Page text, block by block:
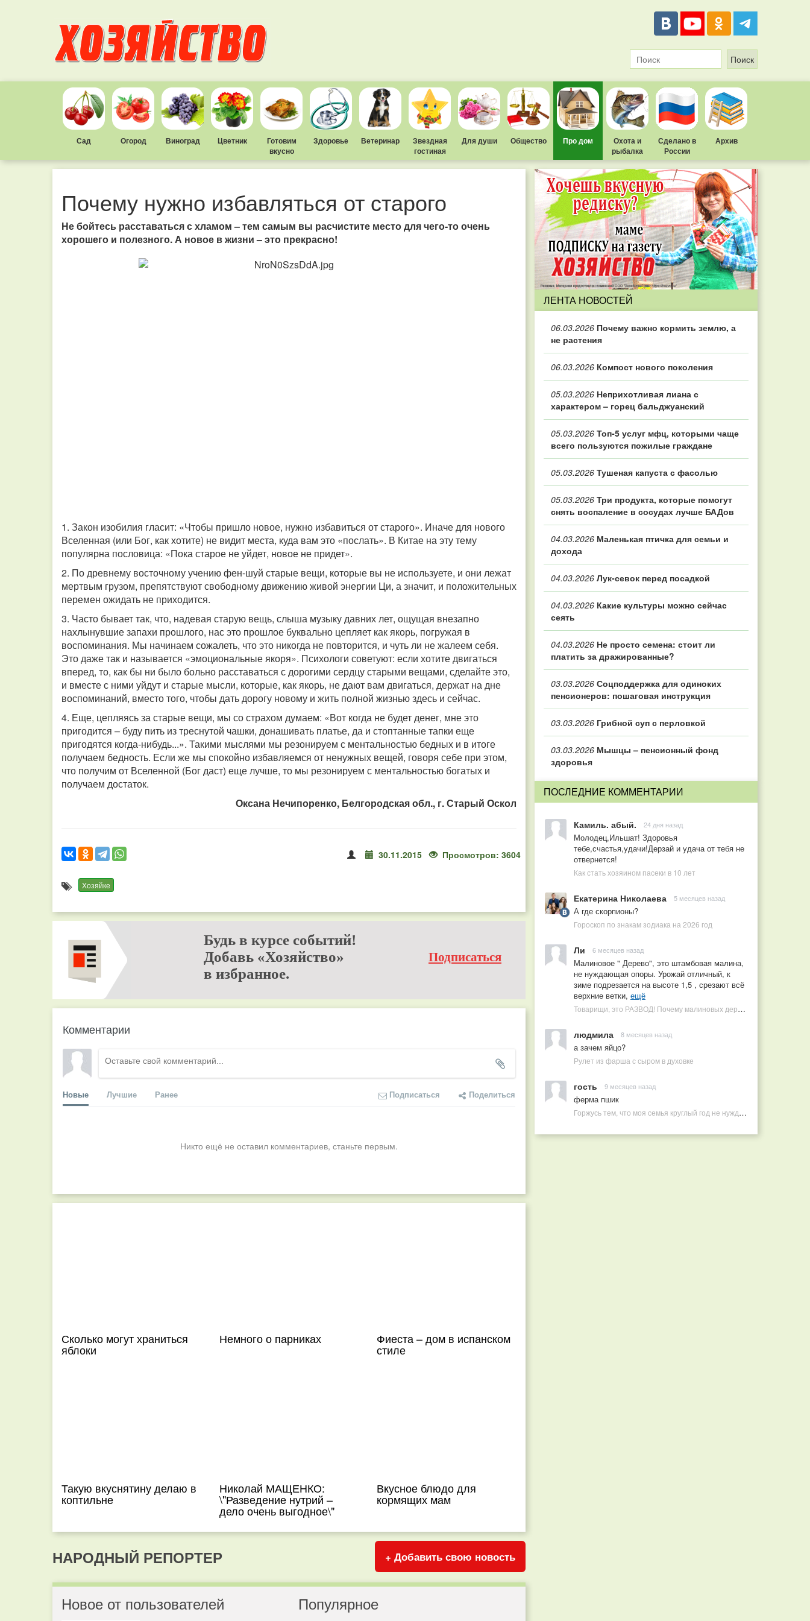
Сад Огород Виноград Цветник
Готовим
вкусно
Здоровье Ветеринар
Звездная
гостиная
Для души Общество Про дом
Охота и
рыбалка
Сделано в
России
Архив
Почему нужно избавляться от старого
Не бойтесь расставаться с хламом – тем самым вы расчистите место для чего-то очень
хорошего и полезного. А новое в жизни – это прекрасно!
1. Закон изобилия гласит: «Чтобы пришло новое, нужно избавиться от старого». Иначе для нового
Вселенная (или Бог, как хотите) не видит места, куда вам это «послать». В Китае на эту тему
популярна пословица: «Пока старое не уйдет, новое не придет».
2. По древнему восточному учению фен-шуй старые вещи, которые вы не используете, и они лежат
мертвым грузом, препятствуют свободному движению живой энергии Ци, а значит, и положительных
перемен ожидать не приходится.
3. Часто бывает так, что, надевая старую вещь, слыша музыку давних лет, ощущая внезапно
нахлынувшие запахи прошлого, нас это прошлое буквально цепляет как якорь, погружая в
воспоминания. Мы начинаем сожалеть, что это никогда не повторится, и чуть ли не жалеем себя.
Это даже так и называется «эмоциональные якоря». Психологи советуют: если хотите двигаться
вперед, то, как бы ни было больно расставаться с дорогими сердцу старыми вещами, сделайте это,
и вместе с ними уйдут и старые мысли, которые, как якорь, не дают вам двигаться, держат на дне
воспоминаний, вместо того, чтобы дать дорогу новому и жить полной жизнью здесь и сейчас.
4. Еще, цепляясь за старые вещи, мы со страхом думаем: «Вот когда не будет денег, мне это
пригодится – буду пить из треснутой чашки, донашивать платье, да и стоптанные тапки еще
пригодятся когда-нибудь...». Такими мыслями мы резонируем с ментальностью бедных и в итоге
получаем бедность. Если же мы спокойно избавляемся от ненужных вещей, говоря себе при этом,
что получим от Вселенной (Бог даст) еще лучше, то мы резонируем с ментальностью богатых и
получаем достаток.
Оксана Нечипоренко, Белгородская обл., г. Старый Оскол
30.11.2015 Просмотров: 3604
Хозяйке
Будь в курсе событий!
Добавь «Хозяйство»
в избранное.
Подписаться
Комментарии
Новые Лучшие Ранее Подписаться Поделиться
Никто ещё не оставил комментариев, станьте первым.
Сколько могут храниться
яблоки
Немного о парниках Фиеста – дом в испанском
стиле
Такую вкуснятину делаю в
коптильне
Николай МАЩЕНКО:
\"Разведение нутрий –
дело очень выгодное\"
Вкусное блюдо для
кормящих мам
НАРОДНЫЙ РЕПОРТЕР + Добавить свою новость
Новое от пользователей Популярное
ЛЕНТА НОВОСТЕЙ
06.03.2026 Почему важно кормить землю, а
не растения
06.03.2026 Компост нового поколения
05.03.2026 Неприхотливая лиана с
характером – горец бальджуанский
05.03.2026 Топ‑5 услуг мфц, которыми чаще
всего пользуются пожилые граждане
05.03.2026 Тушеная капуста с фасолью
05.03.2026 Три продукта, которые помогут
снять воспаление в сосудах лучше БАДов
04.03.2026 Маленькая птичка для семьи и
дохода
04.03.2026 Лук-севок перед посадкой
04.03.2026 Какие культуры можно сейчас
сеять
04.03.2026 Не просто семена: стоит ли
платить за дражированные?
03.03.2026 Соцподдержка для одиноких
пенсионеров: пошаговая инструкция
03.03.2026 Грибной суп с перловкой
03.03.2026 Мышцы – пенсионный фонд
здоровья
ПОСЛЕДНИЕ КОММЕНТАРИИ
Камиль. абый. 24 дня назад
Молодец,Ильшат! Здоровья
тебе,счастья,удачи!Дерзай и удача от тебя не
отвернется!
Как стать хозяином пасеки в 10 лет
Екатерина Николаева 5 месяцев назад
А где скорпионы?
Гороскоп по знакам зодиака на 2026 год
Ли 6 месяцев назад
Малиновое " Дерево", это штамбовая малина,
не нуждающая опоры. Урожай отличный, к
зиме подрезается на высоте 1,5 , срезают всё
верхние ветки, ещё
Товарищи, это РАЗВОД! Почему малиновых деревьев не бывает, или Как ушлые продавцы наживаются на мечтах садоводов
людмила 8 месяцев назад
а зачем яйцо?
Рулет из фарша с сыром в духовке
гость 9 месяцев назад
ферма пшик
Горжусь тем, что моя семья круглый год не нуждается в покупных витаминах